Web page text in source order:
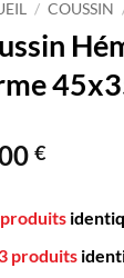
/ COUSSIN
€
produits
produits